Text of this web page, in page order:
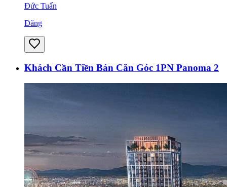
Đức Tuấn
Đăng
Khách Cần Tiền Bán Căn Góc 1PN Panoma 2